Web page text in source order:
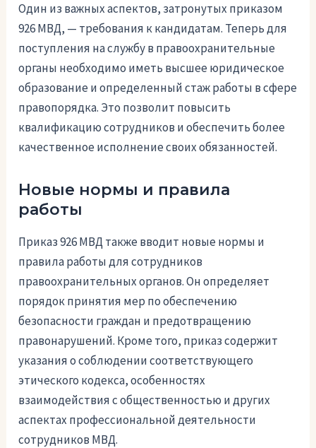
Один из важных аспектов, затронутых приказом
926 МВД, — требования к кандидатам. Теперь для
поступления на службу в правоохранительные
органы необходимо иметь высшее юридическое
образование и определенный стаж работы в сфере
правопорядка. Это позволит повысить
квалификацию сотрудников и обеспечить более
качественное исполнение своих обязанностей.
Новые нормы и правила
работы
Приказ 926 МВД также вводит новые нормы и
правила работы для сотрудников
правоохранительных органов. Он определяет
порядок принятия мер по обеспечению
безопасности граждан и предотвращению
правонарушений. Кроме того, приказ содержит
указания о соблюдении соответствующего
этического кодекса, особенностях
взаимодействия с общественностью и других
аспектах профессиональной деятельности
сотрудников МВД.